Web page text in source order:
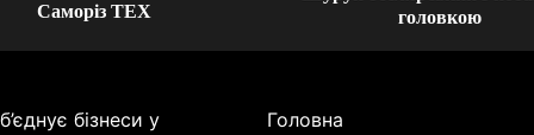
Саморіз TEX
головкою
бізнеси у Головна